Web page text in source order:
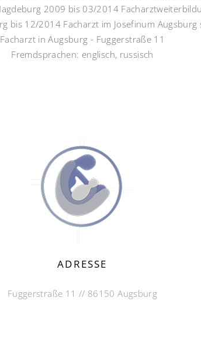
2009 bis 03/2014
bis 12/2014 Facharzt im Josefinum
Facharzt in Augsburg - Fuggerstraße 11
Fremdsprachen: englisch, russisch
ADRESSE
Fuggerstraße 11 // 86150 Augsburg